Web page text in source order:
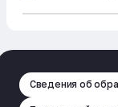
Сведения об